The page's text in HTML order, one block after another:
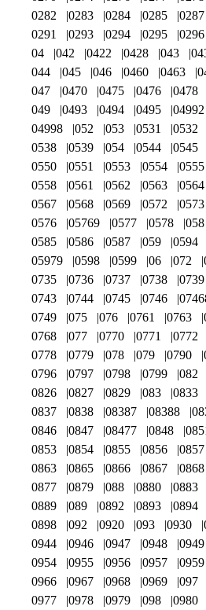
0282
0283 0284 0285 0287
0291
0293 0294 0295 0296
04
042 0422 0428 043
044
045 046 0460 0463
047
0470 0475 0476 0478
049
0493 0494 0495 04992
04998
052 053 0531 0532
0538
0539 054 0544 0545
0550
0551 0553 0554 0555
0558
0561 0562 0563 0564
0567
0568 0569 0572 0573
0576
05769 0577 0578 058
0585
0586 0587 059 0594
05979
0598 0599 06 072
0735
0736 0737 0738 0739
0743
0744 0745 0746
0749
075 076 0761 0763
0768
077 0770 0771 0772
0778
0779 078 079 0790
0796
0797 0798 0799 082
0826
0827 0829 083 0833
0837
0838 08387 08388
0846
0847 08477 0848
0853
0854 0855 0856 0857
0863
0865 0866 0867 0868
0877
0879 088 0880 0883
0889
089 0892 0893 0894
0898
092 0920 093 0930
0944
0946 0947 0948 0949
0954
0955 0956 0957 0959
0966
0967 0968 0969 097
0977
0978 0979 098 0980